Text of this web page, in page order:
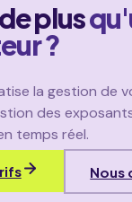
plus
?
la gestion de
des
temps réel.
Nous